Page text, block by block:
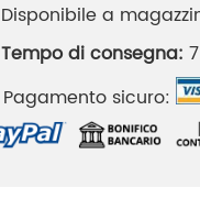
Disponibile a
Tempo di consegna:
Pagamento sicuro: